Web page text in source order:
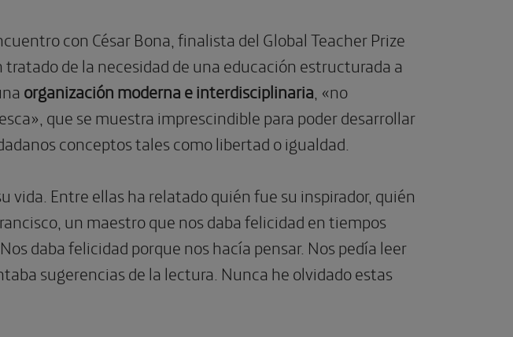
con César Bona, finalista del Global Teacher Prize
tratado de la necesidad de una educación estructurada a
organización moderna e interdisciplinaria , «no
que se muestra imprescindible para poder desarrollar
conceptos tales como libertad o igualdad.
vida. Entre ellas ha relatado quién fue su inspirador, quién
un maestro que nos daba felicidad en tiempos
daba felicidad porque nos hacía pensar. Nos pedía leer
sugerencias de la lectura. Nunca he olvidado estas